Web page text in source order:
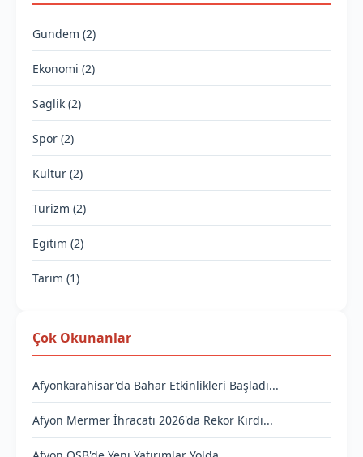
Gundem (2)
Ekonomi (2)
Saglik (2)
Spor (2)
Kultur (2)
Turizm (2)
Egitim (2)
Tarim (1)
Çok Okunanlar
Afyonkarahisar'da Bahar Etkinlikleri Başladı...
Afyon Mermer İhracatı 2026'da Rekor Kırdı...